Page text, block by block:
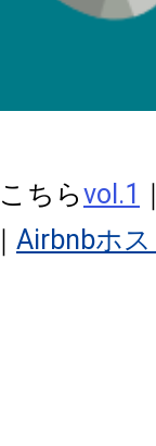
ちらvol.1
｜ Airbnbホ